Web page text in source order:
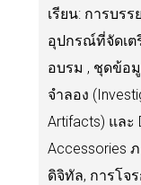
เรียน: การบร
อุปกรณ์ที่จัดเต
อบรม , ชุดข้อ
จำลอง
Artifacts) และ
Accessories
ดิจิทัล, การโจ